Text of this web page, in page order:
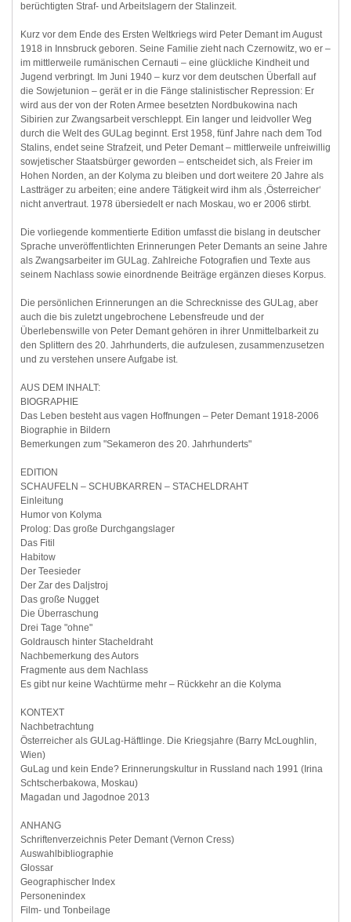
berüchtigten Straf- und Arbeitslagern der Stalinzeit.
Kurz vor dem Ende des Ersten Weltkriegs wird Peter Demant im August
1918 in Innsbruck geboren. Seine Familie zieht nach Czernowitz, wo er –
im mittlerweile rumänischen Cernauti – eine glückliche Kindheit und
Jugend verbringt. Im Juni 1940 – kurz vor dem deutschen Überfall auf
die Sowjetunion – gerät er in die Fänge stalinistischer Repression: Er
wird aus der von der Roten Armee besetzten Nordbukowina nach
Sibirien zur Zwangsarbeit verschleppt. Ein langer und leidvoller Weg
durch die Welt des GULag beginnt. Erst 1958, fünf Jahre nach dem Tod
Stalins, endet seine Strafzeit, und Peter Demant – mittlerweile unfreiwillig
sowjetischer Staatsbürger geworden – entscheidet sich, als Freier im
Hohen Norden, an der Kolyma zu bleiben und dort weitere 20 Jahre als
Lastträger zu arbeiten; eine andere Tätigkeit wird ihm als ‚Österreicher‘
nicht anvertraut. 1978 übersiedelt er nach Moskau, wo er 2006 stirbt.
Die vorliegende kommentierte Edition umfasst die bislang in deutscher
Sprache unveröffentlichten Erinnerungen Peter Demants an seine Jahre
als Zwangsarbeiter im GULag. Zahlreiche Fotografien und Texte aus
seinem Nachlass sowie einordnende Beiträge ergänzen dieses Korpus.
Die persönlichen Erinnerungen an die Schrecknisse des GULag, aber
auch die bis zuletzt ungebrochene Lebensfreude und der
Überlebenswille von Peter Demant gehören in ihrer Unmittelbarkeit zu
den Splittern des 20. Jahrhunderts, die aufzulesen, zusammenzusetzen
und zu verstehen unsere Aufgabe ist.
AUS DEM INHALT:
BIOGRAPHIE
Das Leben besteht aus vagen Hoffnungen – Peter Demant 1918-2006
Biographie in Bildern
Bemerkungen zum "Sekameron des 20. Jahrhunderts"
EDITION
SCHAUFELN – SCHUBKARREN – STACHELDRAHT
Einleitung
Humor von Kolyma
Prolog: Das große Durchgangslager
Das Fitil
Habitow
Der Teesieder
Der Zar des Daljstroj
Das große Nugget
Die Überraschung
Drei Tage "ohne"
Goldrausch hinter Stacheldraht
Nachbemerkung des Autors
Fragmente aus dem Nachlass
Es gibt nur keine Wachtürme mehr – Rückkehr an die Kolyma
KONTEXT
Nachbetrachtung
Österreicher als GULag-Häftlinge. Die Kriegsjahre (Barry McLoughlin,
Wien)
GuLag und kein Ende? Erinnerungskultur in Russland nach 1991 (Irina
Schtscherbakowa, Moskau)
Magadan und Jagodnoe 2013
ANHANG
Schriftenverzeichnis Peter Demant (Vernon Cress)
Auswahlbibliographie
Glossar
Geographischer Index
Personenindex
Film- und Tonbeilage